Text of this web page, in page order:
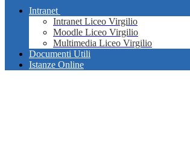
Intranet
Intranet Liceo Virgilio
Moodle Liceo Virgilio
Multimedia Liceo Virgilio
Documenti Utili
Istanze Online